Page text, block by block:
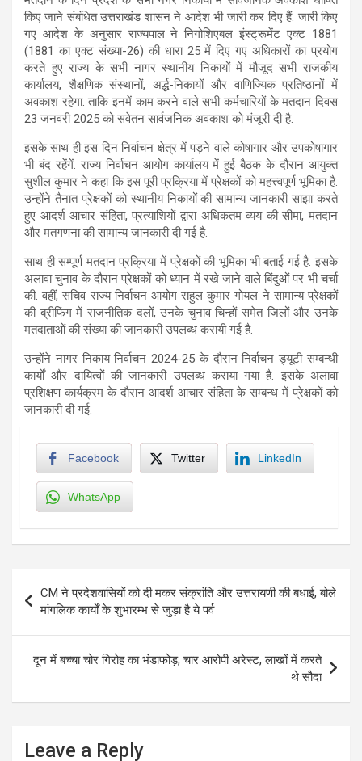
किए जाने संबंधित उत्तराखंड शासन ने आदेश भी जारी कर दिए हैं. जारी किए
गए आदेश के अनुसार राज्यपाल ने निगोशिएबल इंस्ट्रूमेंट एक्ट 1881
(1881 का एक्ट संख्या-26) की धारा 25 में दिए गए अधिकारों का प्रयोग
करते हुए राज्य के सभी नागर स्थानीय निकायों में मौजूद सभी राजकीय
कार्यालय, शैक्षणिक संस्थानों, अर्द्ध-निकायों और वाणिज्यिक प्रतिष्ठानों में
अवकाश रहेगा. ताकि इनमें काम करने वाले सभी कर्मचारियों के मतदान दिवस
23 जनवरी 2025 को सवेतन सार्वजनिक अवकाश को मंजूरी दी है.
इसके साथ ही इस दिन निर्वाचन क्षेत्र में पड़ने वाले कोषागार और उपकोषागार
भी बंद रहेंगें. राज्य निर्वाचन आयोग कार्यालय में हुई बैठक के दौरान आयुक्त
सुशील कुमार ने कहा कि इस पूरी प्रक्रिया में प्रेक्षकों को महत्त्वपूर्ण भूमिका है.
उन्होंने तैनात प्रेक्षकों को स्थानीय निकायों की सामान्य जानकारी साझा करते
हुए आदर्श आचार संहिता, प्रत्याशियों द्वारा अधिकतम व्यय की सीमा, मतदान
और मतगणना की सामान्य जानकारी दी गई है.
साथ ही सम्पूर्ण मतदान प्रक्रिया में प्रेक्षकों की भूमिका भी बताई गई है. इसके
अलावा चुनाव के दौरान प्रेक्षकों को ध्यान में रखे जाने वाले बिंदुओं पर भी चर्चा
की. वहीं, सचिव राज्य निर्वाचन आयोग राहुल कुमार गोयल ने सामान्य प्रेक्षकों
की ब्रीफिंग में राजनीतिक दलों, उनके चुनाव चिन्हों समेत जिलों और उनके
मतदाताओं की संख्या की जानकारी उपलब्ध करायी गई है.
उन्होंने नागर निकाय निर्वाचन 2024-25 के दौरान निर्वाचन ड्यूटी सम्बन्धी
कार्यों और दायित्वों की जानकारी उपलब्ध कराया गया है. इसके अलावा
प्रशिक्षण कार्यक्रम के दौरान आदर्श आचार संहिता के सम्बन्ध में प्रेक्षकों को
जानकारी दी गई.
Facebook Twitter LinkedIn
WhatsApp
navigation
CM ने प्रदेशवासियों को दी मकर संक्रांति और उत्तरायणी की बधाई, बोले
मांगलिक कार्यों के शुभारम्भ से जुड़ा है ये पर्व
दून में बच्चा चोर गिरोह का भंडाफोड़, चार आरोपी अरेस्ट, लाखों में करते
थे सौदा
Leave a Reply